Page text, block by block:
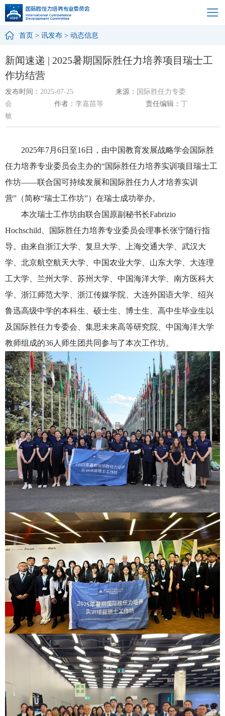
首页 > 讯发布 > 动态信息
新闻速递 | 2025暑期国际胜任力培养项目瑞士工
作坊结营
发布时间： 2025-07-25 来源： 国际胜任力专委
会
作者： 李嘉苗等 责任编辑： 丁
敏
2025年7月6日至16日，由中国教育发展战略学会国际胜
任力培养专业委员会主办的“国际胜任力培养实训项目瑞士工
作坊——联合国可持续发展和国际胜任力人才培养实训
营”（简称“瑞士工作坊”）在瑞士成功举办。
本次瑞士工作坊由联合国原副秘书长Fabrizio
Hochschild 、国际胜任力培养专业委员会理事长张宁随行指
导。由来自浙江大学、复旦大学、上海交通大学、武汉大
学、北京航空航天大学、中国农业大学、山东大学、大连理
工大学、兰州大学、苏州大学、中国海洋大学、南方医科大
学、浙江师范大学、浙江传媒学院、大连外国语大学、绍兴
鲁迅高级中学的本科生、硕士生、博士生 、高中生毕业生以
及国际胜任力专委会 集思未来高等研究院、 中国海洋大学
教师组成的36人师生团共同参与了本次工作坊。